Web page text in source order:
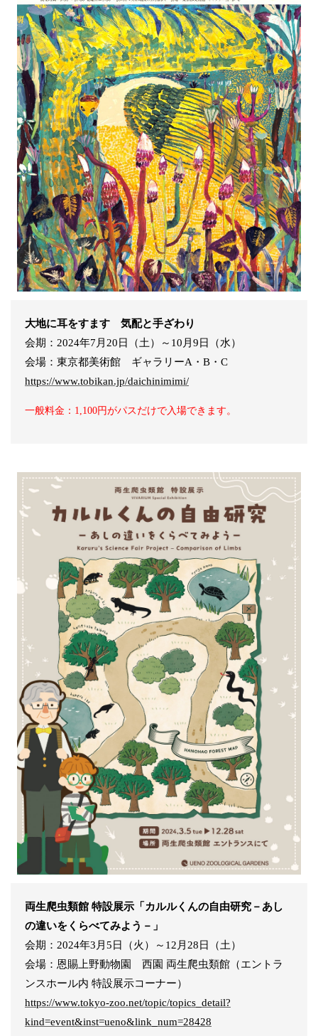
大地に耳をすます 気配と手ざわり
会期：2024年7月20日（土）～10月9日（水）
会場：東京都美術館 ギャラリーA・B・C
https://www.tobikan.jp/daichinimimi/
一般料金：1,100円がパスだけで入場できます。
両生爬虫類館 特設展示「カルルくんの自由研究－あし
の違いをくらべてみよう－」
会期：2024年3月5日（火）～12月28日（土）
会場：恩賜上野動物園 西園 両生爬虫類館（エントラ
ンスホール内 特設展示コーナー）
https://www.tokyo-zoo.net/topic/topics_detail?
kind=event&inst=ueno&link_num=28428